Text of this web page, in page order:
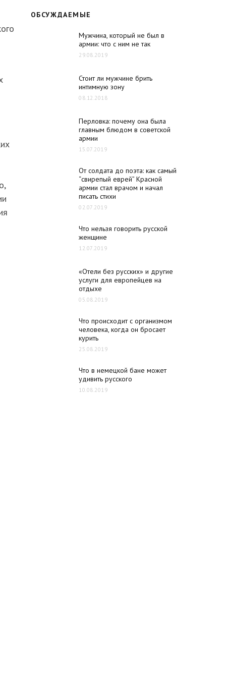
ОБСУЖДАЕМЫЕ
Мужчина, который не был в
армии: что с ним не так
29.08.2019
Стоит ли мужчине брить
интимную зону
08.12.2018
Перловка: почему она была
главным блюдом в советской
армии
15.07.2019
От солдата до поэта: как самый
“свирепый еврей” Красной
армии стал врачом и начал
писать стихи
02.07.2019
Что нельзя говорить русской
женщине
12.07.2019
«Отели без русских» и другие
услуги для европейцев на
отдыхе
05.08.2019
Что происходит с организмом
человека, когда он бросает
курить
25.08.2019
Что в немецкой бане может
удивить русского
10.08.2019